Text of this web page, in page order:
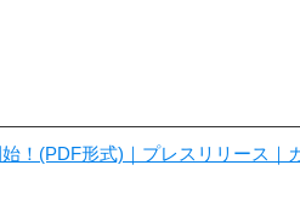
！(PDF形式)｜プレスリリース｜